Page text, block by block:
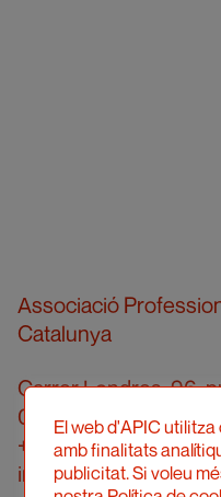
Associació
Catalunya
Carrer Londres, 96,
08036 Barcelona
+34 934 161 474
info@apic.cat
El web d'APIC
amb finalitats
publicitat. Si voleu